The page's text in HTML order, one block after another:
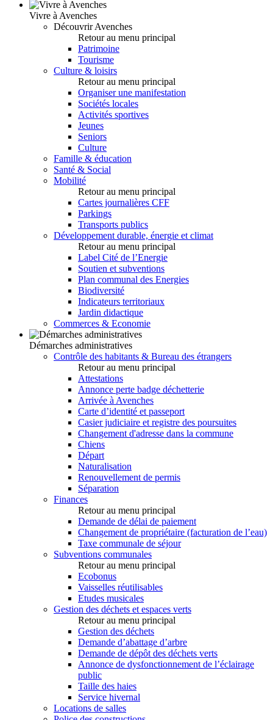
Vivre à Avenches
Découvrir Avenches
Retour au menu principal
Patrimoine
Tourisme
Culture & loisirs
Retour au menu principal
Organiser une manifestation
Sociétés locales
Activités sportives
Jeunes
Seniors
Culture
Famille & éducation
Santé & Social
Mobilité
Retour au menu principal
Cartes journalières CFF
Parkings
Transports publics
Développement durable, énergie et climat
Retour au menu principal
Label Cité de l’Energie
Soutien et subventions
Plan communal des Energies
Biodiversité
Indicateurs territoriaux
Jardin didactique
Commerces & Economie
Démarches administratives
Contrôle des habitants & Bureau des étrangers
Retour au menu principal
Attestations
Annonce perte badge déchetterie
Arrivée à Avenches
Carte d’identité et passeport
Casier judiciaire et registre des poursuites
Changement d'adresse dans la commune
Chiens
Départ
Naturalisation
Renouvellement de permis
Séparation
Finances
Retour au menu principal
Demande de délai de paiement
Changement de propriétaire (facturation de l’eau)
Taxe communale de séjour
Subventions communales
Retour au menu principal
Ecobonus
Vaisselles réutilisables
Etudes musicales
Gestion des déchets et espaces verts
Retour au menu principal
Gestion des déchets
Demande d’abattage d’arbre
Demande de dépôt des déchets verts
Annonce de dysfonctionnement de l’éclairage
public
Taille des haies
Service hivernal
Locations de salles